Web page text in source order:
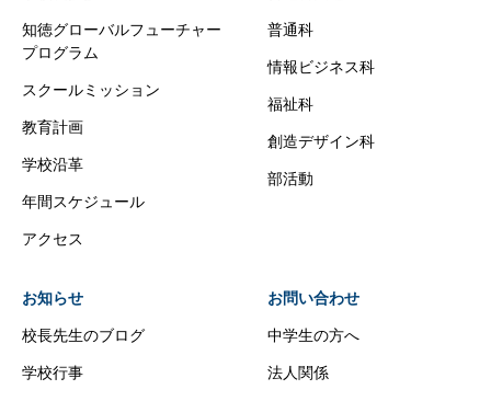
知徳グローバルフューチャー
プログラム
スクールミッション
教育計画
学校沿革
年間スケジュール
アクセス
普通科
情報ビジネス科
福祉科
創造デザイン科
部活動
お知らせ
校長先生のブログ
学校行事
お問い合わせ
中学生の方へ
法人関係